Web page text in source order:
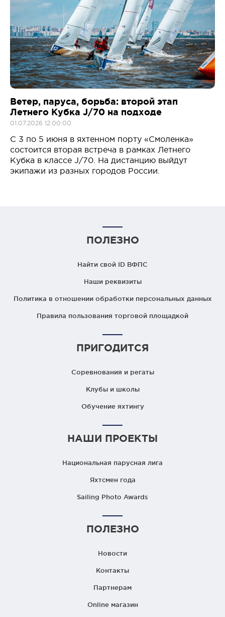
Ветер, паруса, борьба: второй этап
Летнего Кубка J/70 на подходе
01.07.2026 12:00:00
С 3 по 5 июня в яхтенном порту «Смоленка»
состоится вторая встреча в рамках Летнего
Кубка в классе J/70. На дистанцию выйдут
экипажи из разных городов России.
ПОЛЕЗНО
Найти свой ID ВФПС
Наши реквизиты
Политика в отношении обработки персональных данных
Правила пользования торговой площадкой
ПРИГОДИТСЯ
Соревнования и регаты
Клубы и школы
Обучение яхтингу
НАШИ ПРОЕКТЫ
Национальная парусная лига
Яхтсмен года
Sailing Photo Awards
ПОЛЕЗНО
Новости
Контакты
Партнерам
Online магазин